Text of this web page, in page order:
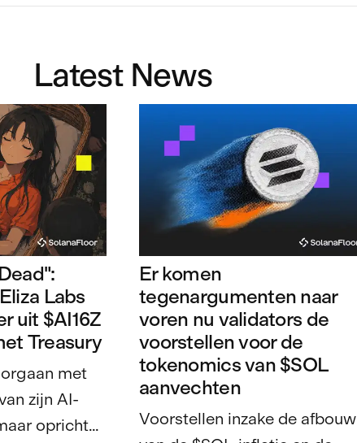
Latest News
Labs
uit $AI16Z
Treasury
met
zijn AI-
oprichter
Er komen
tegenargumenten naar
voren nu validators de
voorstellen voor de
tokenomics van $SOL
aanvechten
Voorstellen inzake de afbouw